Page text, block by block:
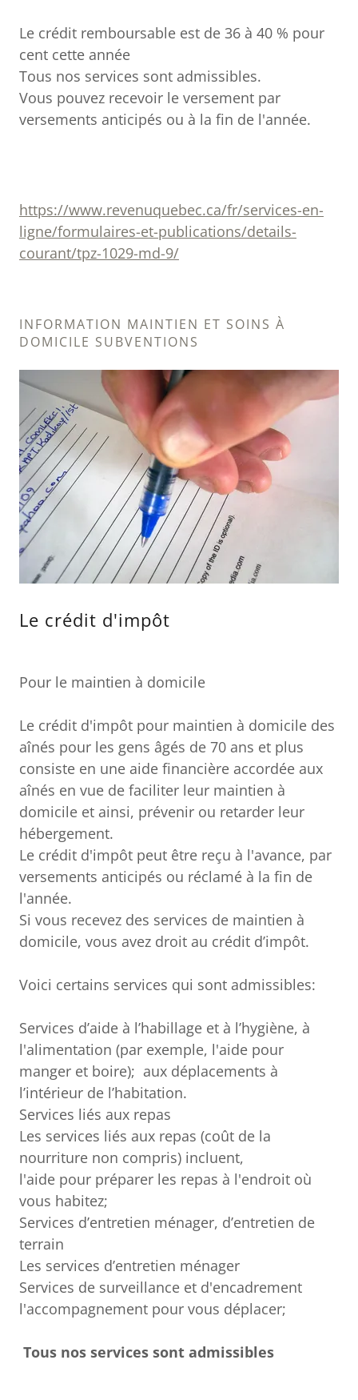
Le crédit remboursable est de 36 à 40 % pour
cent cette année
Tous nos services sont admissibles.
Vous pouvez recevoir le versement par
versements anticipés ou à la fin de l'année.
https://www.revenuquebec.ca/fr/services-en-
ligne/formulaires-et-publications/details-
courant/tpz-1029-md-9/
INFORMATION MAINTIEN ET SOINS À
DOMICILE SUBVENTIONS
Le crédit d'impôt
Pour le maintien à domicile
Le crédit d'impôt pour maintien à domicile des
aînés pour les gens âgés de 70 ans et plus
consiste en une aide financière accordée aux
aînés en vue de faciliter leur maintien à
domicile et ainsi, prévenir ou retarder leur
hébergement.
Le crédit d'impôt peut être reçu à l'avance, par
versements anticipés ou réclamé à la fin de
l'année.
Si vous recevez des services de maintien à
domicile, vous avez droit au crédit d’impôt.
Voici certains services qui sont admissibles:
Services d’aide à l’habillage et à l’hygiène, à
l'alimentation (par exemple, l'aide pour
manger et boire); aux déplacements à
l’intérieur de l’habitation.
Services liés aux repas
Les services liés aux repas (coût de la
nourriture non compris) incluent,
l'aide pour préparer les repas à l'endroit où
vous habitez;
Services d’entretien ménager, d’entretien de
terrain
Les services d’entretien ménager
Services de surveillance et d'encadrement
l'accompagnement pour vous déplacer;
Tous nos services sont admissibles